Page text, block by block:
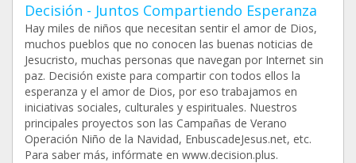
Decisión - Juntos Compartiendo Esperanza
Hay miles de niños que necesitan sentir el amor de Dios,
muchos pueblos que no conocen las buenas noticias de
Jesucristo, muchas personas que navegan por Internet sin
paz. Decisión existe para compartir con todos ellos la
esperanza y el amor de Dios, por eso trabajamos en
iniciativas sociales, culturales y espirituales. Nuestros
principales proyectos son las Campañas de Verano
Operación Niño de la Navidad, EnbuscadeJesus.net, etc.
Para saber más, infórmate en www.decision.plus.